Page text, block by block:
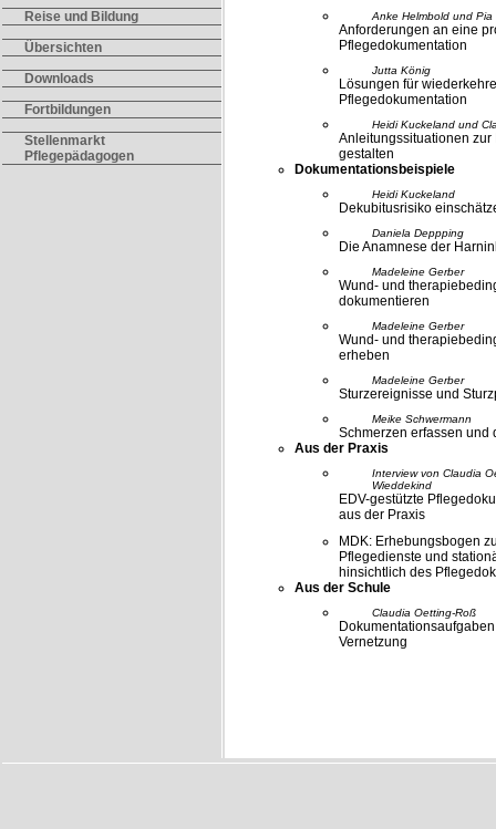
Reise und Bildung
Übersichten
Downloads
Fortbildungen
Stellenmarkt
Pflegepädagogen
Anke Helmbold und Pia
Anforderungen an eine
Pflegedokumentation
Jutta König
Lösungen für
Pflegedokumentation
Heidi Kuckeland und
Anleitungssituationen
gestalten
Dokumentationsbeispiele
Heidi Kuckeland
Dekubitusrisiko
Daniela Deppping
Die Anamnese der
Madeleine Gerber
Wund- und
dokumentieren
Madeleine Gerber
Wund- und
erheben
Madeleine Gerber
Sturzereignisse und
Meike Schwermann
Schmerzen erfassen und
Aus der Praxis
Interview von Claudia
Wieddekind
EDV-gestützte
aus der Praxis
MDK: Erhebungsbogen
Pflegedienste und
hinsichtlich des
Aus der Schule
Claudia Oetting-Roß
Vernetzung